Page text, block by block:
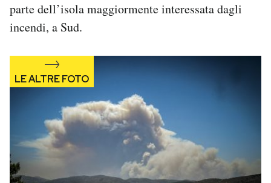
parte dell’isola maggiormente interessata dagli
incendi, a Sud.